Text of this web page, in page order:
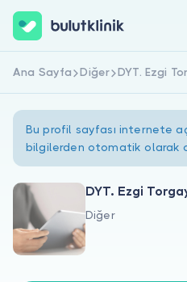
Hakkımızda
Hemen Kaydol
Ana Sayfa Diğer DYT. Ezgi
Bu profil sayfası internete
bilgilerden otomatik olarak
DYT. Ezgi
Diğer